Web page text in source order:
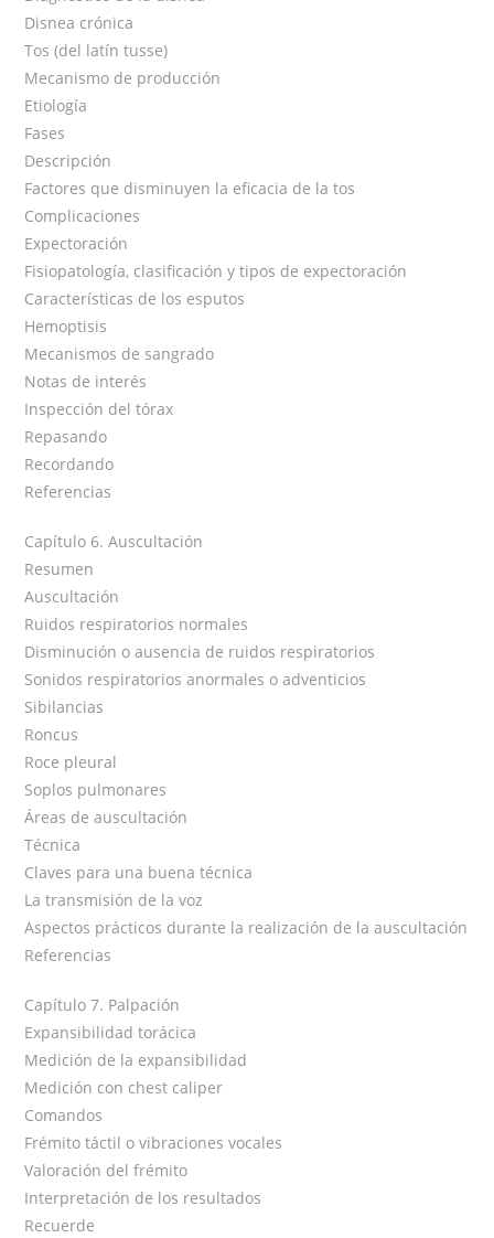
Disnea crónica
Tos (del latín tusse)
Mecanismo de producción
Etiología
Fases
Descripción
Factores que disminuyen la eficacia de la tos
Complicaciones
Expectoración
Fisiopatología, clasificación y tipos de expectoración
Características de los esputos
Hemoptisis
Mecanismos de sangrado
Notas de interés
Inspección del tórax
Repasando
Recordando
Referencias
Capítulo 6. Auscultación
Resumen
Auscultación
Ruidos respiratorios normales
Disminución o ausencia de ruidos respiratorios
Sonidos respiratorios anormales o adventicios
Sibilancias
Roncus
Roce pleural
Soplos pulmonares
Áreas de auscultación
Técnica
Claves para una buena técnica
La transmisión de la voz
Aspectos prácticos durante la realización de la auscultación
Referencias
Capítulo 7. Palpación
Expansibilidad torácica
Medición de la expansibilidad
Medición con chest caliper
Comandos
Frémito táctil o vibraciones vocales
Valoración del frémito
Interpretación de los resultados
Recuerde